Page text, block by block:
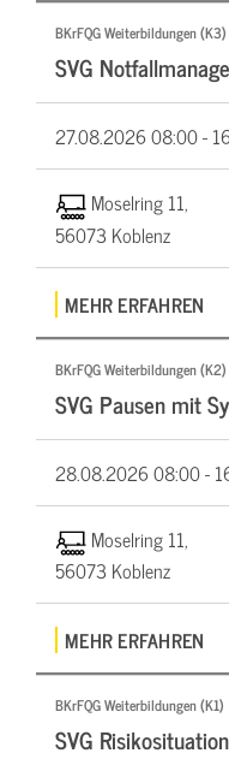
BKrFQG Weiterbildungen (K3)
SVG
27.08.202608:00 -
Moselring 11,
56073 Koblenz
MEHR ERFAHREN
BKrFQG Weiterbildungen (K2)
SVG Pausen mit
28.08.202608:00 -
Moselring 11,
56073 Koblenz
MEHR ERFAHREN
BKrFQG Weiterbildungen (K1)
SVG